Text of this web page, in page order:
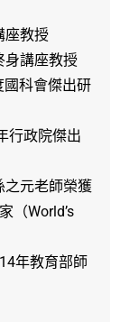
座教授
身講座教授
科會傑出研
行政院傑出
之元老師榮獲
（World’s
年教育部師